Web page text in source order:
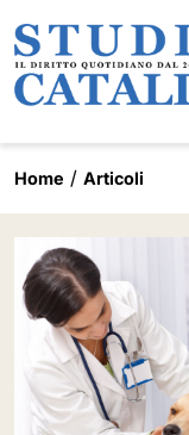
Home Articoli